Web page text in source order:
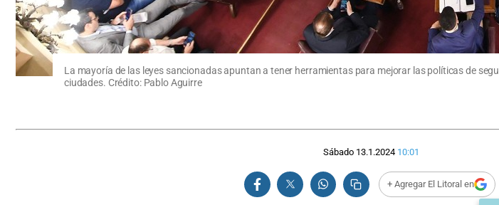
La mayoría de las leyes sancionadas apuntan a tener herramientas para mejorar las políticas de
ciudades. Crédito: Pablo Aguirre
Sábado 13.1.2024 10:01
+ Agregar El Litoral en